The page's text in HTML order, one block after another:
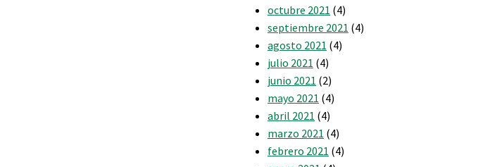
octubre 2021 (4)
septiembre 2021 (4)
agosto 2021 (4)
julio 2021 (4)
junio 2021 (2)
mayo 2021 (4)
abril 2021 (4)
marzo 2021 (4)
febrero 2021 (4)